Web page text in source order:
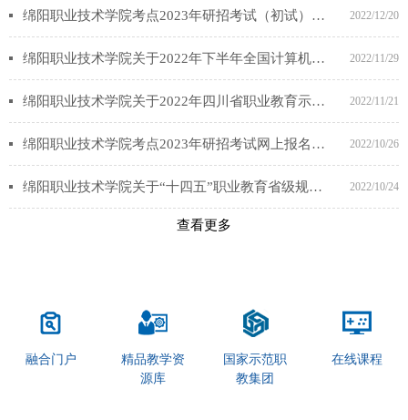
2022/12/20
绵阳职业技术学院考点2023年研招考试（初试）考前公告
2022/11/29
绵阳职业技术学院关于2022年下半年全国计算机等级考试社会考生考点变更的通告
2022/11/21
绵阳职业技术学院关于2022年四川省职业教育示范性虚拟仿真实训项目推荐结果的公示
2022/10/26
绵阳职业技术学院考点2023年研招考试网上报名信息确认公告
2022/10/24
绵阳职业技术学院关于“十四五”职业教育省级规划教材推荐结果的公示
查看更多
融合门户
精品教学资
源库
国家示范职
教集团
在线课程